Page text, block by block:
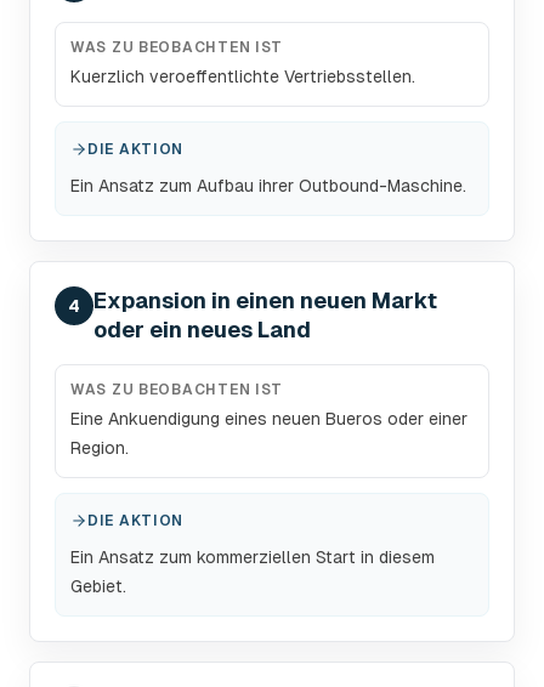
WAS ZU BEOBACHTEN IST
Kuerzlich veroeffentlichte Vertriebsstellen.
DIE AKTION
Ein Ansatz zum Aufbau ihrer Outbound-Maschine.
4
Expansion in einen neuen Markt
oder ein neues Land
WAS ZU BEOBACHTEN IST
Eine Ankuendigung eines neuen Bueros oder einer
Region.
DIE AKTION
Ein Ansatz zum kommerziellen Start in diesem
Gebiet.